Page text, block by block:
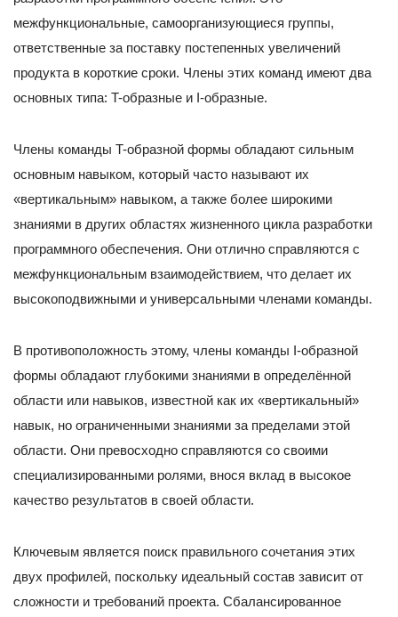
межфункциональные, самоорганизующиеся группы,
ответственные за поставку постепенных увеличений
продукта в короткие сроки. Члены этих команд имеют два
основных типа: T-образные и I-образные.
Члены команды T-образной формы обладают сильным
основным навыком, который часто называют их
«вертикальным» навыком, а также более широкими
знаниями в других областях жизненного цикла разработки
программного обеспечения. Они отлично справляются с
межфункциональным взаимодействием, что делает их
высокоподвижными и универсальными членами команды.
В противоположность этому, члены команды I-образной
формы обладают глубокими знаниями в определённой
области или навыков, известной как их «вертикальный»
навык, но ограниченными знаниями за пределами этой
области. Они превосходно справляются со своими
специализированными ролями, внося вклад в высокое
качество результатов в своей области.
Ключевым является поиск правильного сочетания этих
двух профилей, поскольку идеальный состав зависит от
сложности и требований проекта. Сбалансированное